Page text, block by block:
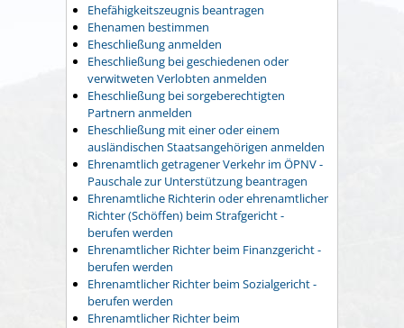
Ehefähigkeitszeugnis beantragen
Ehenamen bestimmen
Eheschließung anmelden
Eheschließung bei geschiedenen oder
verwitweten Verlobten anmelden
Eheschließung bei sorgeberechtigten
Partnern anmelden
Eheschließung mit einer oder einem
ausländischen Staatsangehörigen anmelden
Ehrenamtlich getragener Verkehr im ÖPNV -
Pauschale zur Unterstützung beantragen
Ehrenamtliche Richterin oder ehrenamtlicher
Richter (Schöffen) beim Strafgericht -
berufen werden
Ehrenamtlicher Richter beim Finanzgericht -
berufen werden
Ehrenamtlicher Richter beim Sozialgericht -
berufen werden
Ehrenamtlicher Richter beim